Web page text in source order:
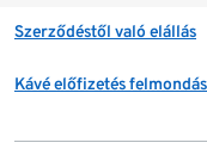
Szerződéstől való elállás
Kávé előfizetés